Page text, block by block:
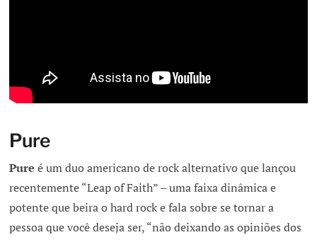
Pure
Pure é um duo americano de rock alternativo que lançou
recentemente “Leap of Faith” – uma faixa dinâmica e
potente que beira o hard rock e fala sobre se tornar a
pessoa que você deseja ser, “não deixando as opiniões dos